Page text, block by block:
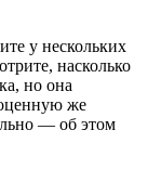
у нескольких
насколько
но она
же
— об этом